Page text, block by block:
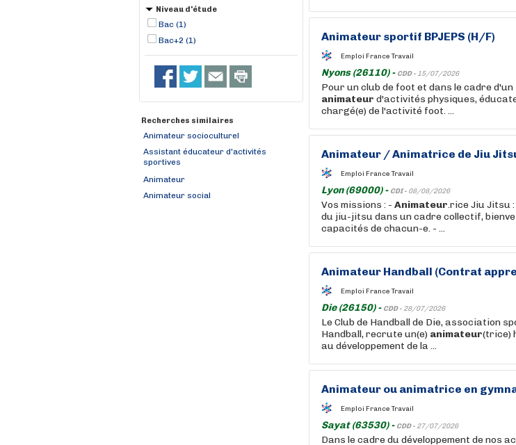
Niveau d'étude
Bac (1)
Bac+2 (1)
Recherches similaires
Animateur socioculturel
Assistant éducateur d'activités
sportives
Animateur
Animateur social
Animateur sportif BPJEPS (H/F)
Emploi France Travail
Nyons (26110) - CDD - 15/07/2026
Pour un club de foot et dans le cadre
animateur d'activités physiques,
chargé(e) de l'activité foot. ...
Animateur / Animatrice de Jiu
Emploi France Travail
Lyon (69000) - CDI - 08/08/2026
Vos missions : - Animateur.rice Jiu Jitsu
du jiu-jitsu dans un cadre collectif,
capacités de chacun-e. - ...
Animateur Handball (Contrat
Emploi France Travail
Die (26150) - CDD - 28/07/2026
Le Club de Handball de Die, association
Handball, recrute un(e) animateur(trice)
au développement de la ...
Animateur ou animatrice en
Emploi France Travail
Sayat (63530) - CDD - 27/07/2026
Dans le cadre du développement de nos